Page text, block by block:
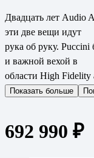
Двадцать лет Audio
эти две вещи идут
рука об руку.
и важной вехой в
области High Fidelity
Показать больше
692 990 ₽